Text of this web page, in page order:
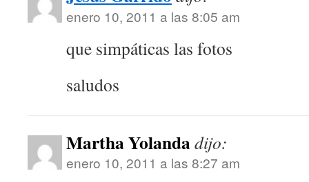
enero 10, 2011 a las 8:05 am
que simpáticas las fotos
saludos
Martha Yolandadijo:
enero 10, 2011 a las 8:27 am